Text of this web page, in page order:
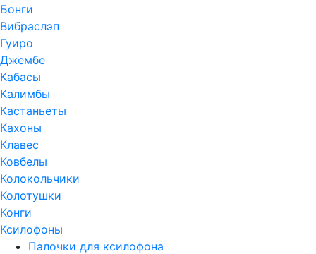
Бонги
Вибраслэп
Гуиро
Джембе
Кабасы
Калимбы
Кастаньеты
Кахоны
Клавес
Ковбелы
Колокольчики
Колотушки
Конги
Ксилофоны
Палочки для ксилофона